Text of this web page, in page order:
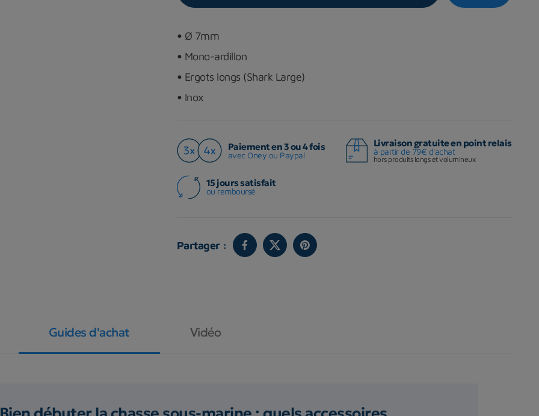
• Ø 7mm
• Mono-ardillon
• Ergots longs (Shark Large)
• Inox
Paiement en 3 ou 4 fois
avec Oney ou Paypal
Livraison gratuite en point relais
à partir de 79€ d'achat
hors produits longs et volumineux
15 jours satisfait
ou remboursé
Partager :
Guides d'achat Vidéo